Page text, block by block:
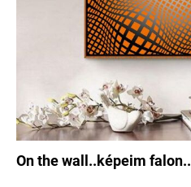
On the wall..képeim falon..